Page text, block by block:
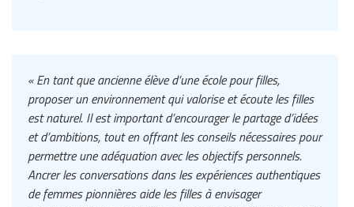
« En tant que ancienne élève d’une école pour filles,
proposer un environnement qui valorise et écoute les filles
est naturel. Il est important d’encourager le partage d’idées
et d’ambitions, tout en offrant les conseils nécessaires pour
permettre une adéquation avec les objectifs personnels.
Ancrer les conversations dans les expériences authentiques
de femmes pionnières aide les filles à envisager